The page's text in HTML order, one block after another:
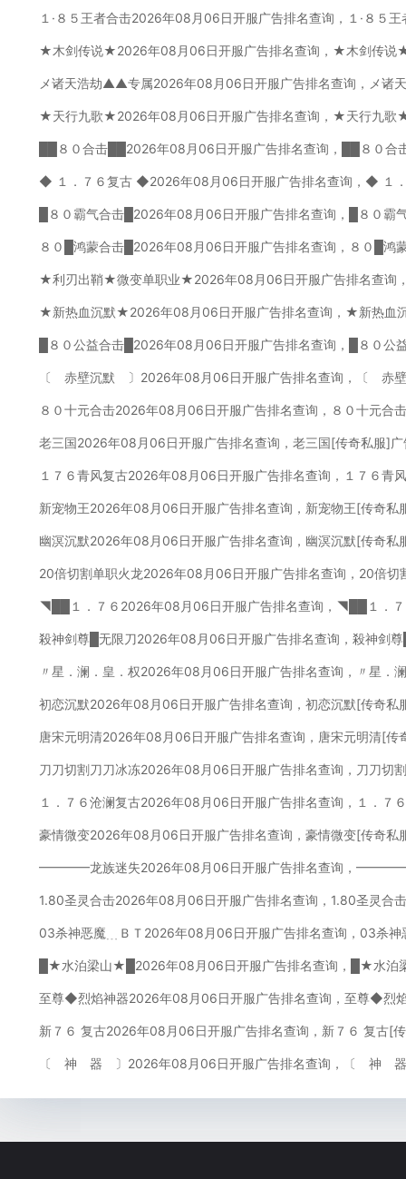
１·８５王者合击2026年08月06日开服广告排名查询，１·８５
★木剑传说★2026年08月06日开服广告排名查询，★木剑传说
メ诸天浩劫▲▲专属2026年08月06日开服广告排名查询，メ诸
★天行九歌★2026年08月06日开服广告排名查询，★天行九歌
██８０合击██2026年08月06日开服广告排名查询，██８０合
◆ １．７６复古 ◆2026年08月06日开服广告排名查询，◆ １
█８０霸气合击█2026年08月06日开服广告排名查询，█８０霸
８０█鸿蒙合击█2026年08月06日开服广告排名查询，８０█鸿
★利刃出鞘★微变单职业★2026年08月06日开服广告排名查
★新热血沉默★2026年08月06日开服广告排名查询，★新热血
█８０公益合击█2026年08月06日开服广告排名查询，█８０公
〔 赤壁沉默 〕2026年08月06日开服广告排名查询，〔 赤
８０十元合击2026年08月06日开服广告排名查询，８０十元合
老三国2026年08月06日开服广告排名查询，老三国[传奇私服]广
１７６青风复古2026年08月06日开服广告排名查询，１７６青
新宠物王2026年08月06日开服广告排名查询，新宠物王[传奇私
幽溟沉默2026年08月06日开服广告排名查询，幽溟沉默[传奇私
20倍切割单职火龙2026年08月06日开服广告排名查询，20倍切
◥██１．７６2026年08月06日开服广告排名查询，◥██１．７
殺神剑尊█无限刀2026年08月06日开服广告排名查询，殺神剑
〃星．澜．皇．权2026年08月06日开服广告排名查询，〃星．
初恋沉默2026年08月06日开服广告排名查询，初恋沉默[传奇私
唐宋元明清2026年08月06日开服广告排名查询，唐宋元明清[传
刀刀切割刀刀冰冻2026年08月06日开服广告排名查询，刀刀切
１．７６沧澜复古2026年08月06日开服广告排名查询，１．７
豪情微变2026年08月06日开服广告排名查询，豪情微变[传奇私
━━━━龙族迷失2026年08月06日开服广告排名查询，━━━━
1.80圣灵合击2026年08月06日开服广告排名查询，1.80圣灵合
03杀神恶魔﹍ＢＴ2026年08月06日开服广告排名查询，03杀
█★水泊梁山★█2026年08月06日开服广告排名查询，█★水泊
至尊◆烈焰神器2026年08月06日开服广告排名查询，至尊◆烈
新７６ 复古2026年08月06日开服广告排名查询，新７６ 复古[
〔 神 器 〕2026年08月06日开服广告排名查询，〔 神 器